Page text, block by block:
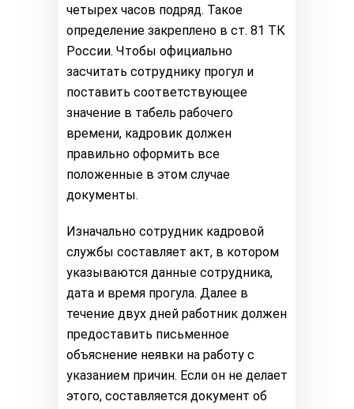
четырех часов подряд. Такое
определение закреплено в ст. 81 ТК
России. Чтобы официально
засчитать сотруднику прогул и
поставить соответствующее
значение в табель рабочего
времени, кадровик должен
правильно оформить все
положенные в этом случае
документы.
Изначально сотрудник кадровой
службы составляет акт, в котором
указываются данные сотрудника,
дата и время прогула. Далее в
течение двух дней работник должен
предоставить письменное
объяснение неявки на работу с
указанием причин. Если он не делает
этого, составляется документ об